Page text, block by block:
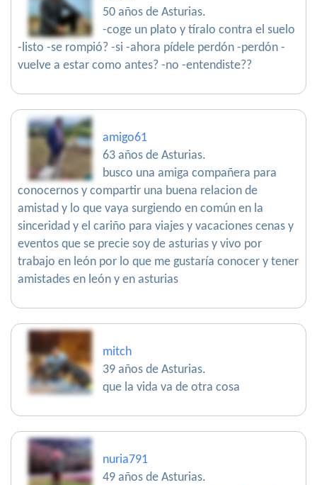
50 años de Asturias.
-coge un plato y tíralo contra el suelo
-listo -se rompió? -si -ahora pídele perdón -perdón -
vuelve a estar como antes? -no -entendiste??
amigo61
63 años de Asturias.
busco una amiga compañera para
conocernos y compartir una buena relacion de
amistad y lo que vaya surgiendo en común en la
sinceridad y el cariño para viajes y vacaciones cenas y
eventos que se precie soy de asturias y vivo por
trabajo en león por lo que me gustaría conocer y tener
amistades en león y en asturias
mitch
39 años de Asturias.
que la vida va de otra cosa
nuria791
49 años de Asturias.